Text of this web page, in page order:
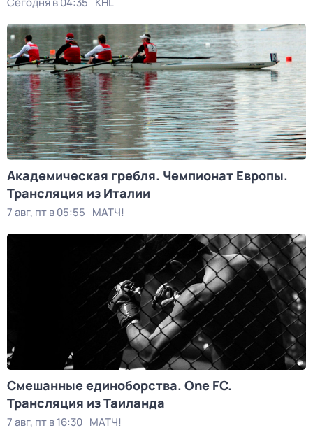
Академическая гребля. Чемпионат Европы.
Трансляция из Италии
7 авг, пт в 05:55 МАТЧ!
Смешанные единоборства. One FC.
Трансляция из Таиланда
7 авг, пт в 16:30 МАТЧ!